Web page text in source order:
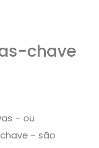
chave
– ou
– são